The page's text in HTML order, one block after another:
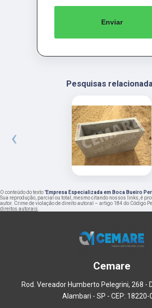
Enviar
Pesquisas
‹
O conteúdo do texto "Empresa Especializada em Boca Bueiro
Sua reprodução, parcial ou total, mesmo citando nossos links, é
autor. Crime de violação de direito autoral – artigo 184 do Código
direitos autorais
Cemare
Rod. Vereador Humberto Pelegrini, 268 -
Alambari - SP - CEP: 18220-